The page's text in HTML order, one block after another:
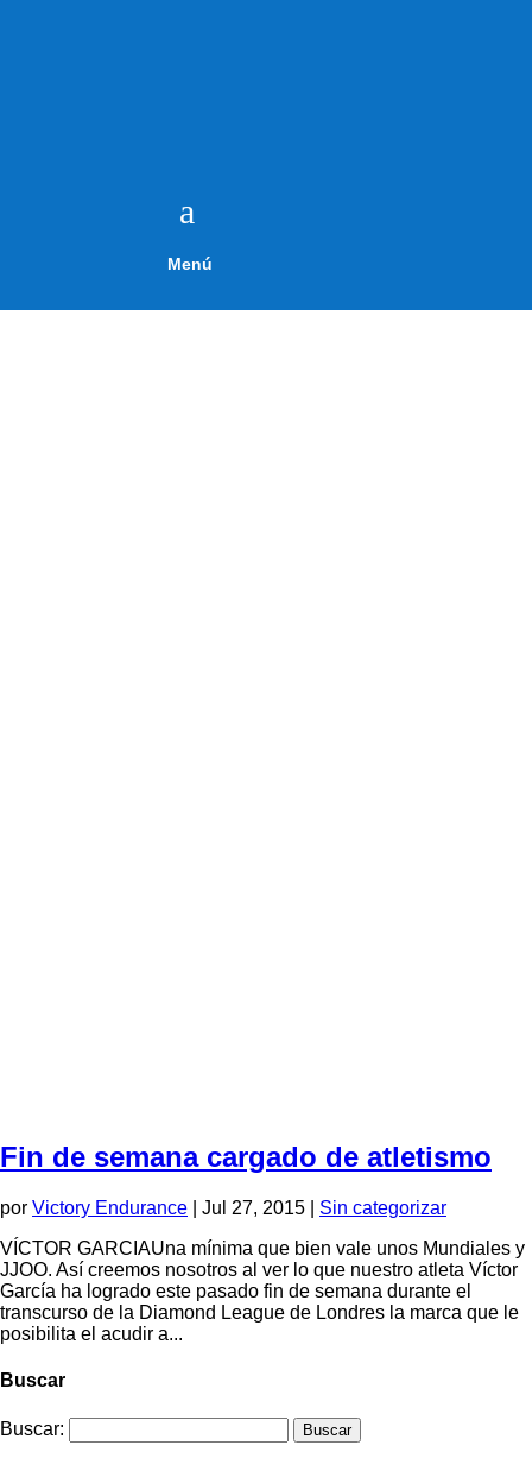
a
Menú
Fin de semana cargado de atletismo
por Victory Endurance Jul 27, 2015
Sin categorizar
VÍCTOR GARCIAUna mínima que bien vale unos Mundiales y
JJOO. Así creemos nosotros al ver lo que nuestro atleta Víctor
García ha logrado este pasado fin de semana durante el
transcurso de la Diamond League de Londres la marca que le
posibilita el acudir a...
Buscar
Buscar: